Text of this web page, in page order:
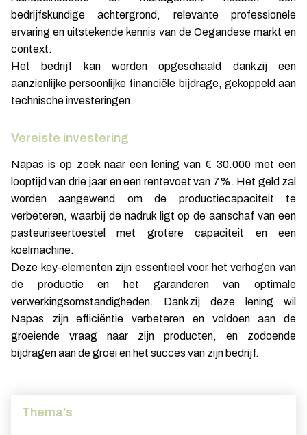
bedrijfskundige achtergrond, relevante professionele
ervaring en uitstekende kennis van de Oegandese markt en
context.
Het bedrijf kan worden opgeschaald dankzij een
aanzienlijke persoonlijke financiële bijdrage, gekoppeld aan
technische investeringen.
Vereiste investering
Napas is op zoek naar een lening van € 30.000 met een
looptijd van drie jaar en een rentevoet van 7%. Het geld zal
worden aangewend om de productiecapaciteit te
verbeteren, waarbij de nadruk ligt op de aanschaf van een
pasteuriseertoestel met grotere capaciteit en een
koelmachine.
Deze key-elementen zijn essentieel voor het verhogen van
de productie en het garanderen van optimale
verwerkingsomstandigheden. Dankzij deze lening wil
Napas zijn efficiëntie verbeteren en voldoen aan de
groeiende vraag naar zijn producten, en zodoende
bijdragen aan de groei en het succes van zijn bedrijf.
Thema's